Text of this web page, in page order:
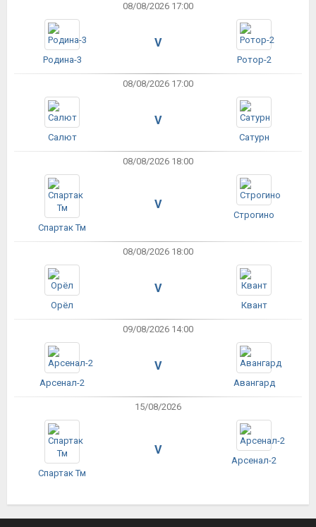
08/08/2026 17:00
Родина-3
V
Ротор-2
08/08/2026 17:00
Салют
V
Сатурн
08/08/2026 18:00
Спартак Тм
V
Строгино
08/08/2026 18:00
Орёл
V
Квант
09/08/2026 14:00
Арсенал-2
V
Авангард
15/08/2026
Спартак Тм
V
Арсенал-2